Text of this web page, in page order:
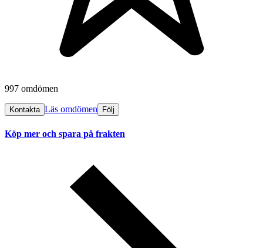
997 omdömen
Kontakta Läs omdömen Följ
Köp mer och spara på frakten